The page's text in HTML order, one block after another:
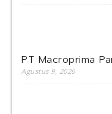
PT Macroprima
Agustus 9, 2026